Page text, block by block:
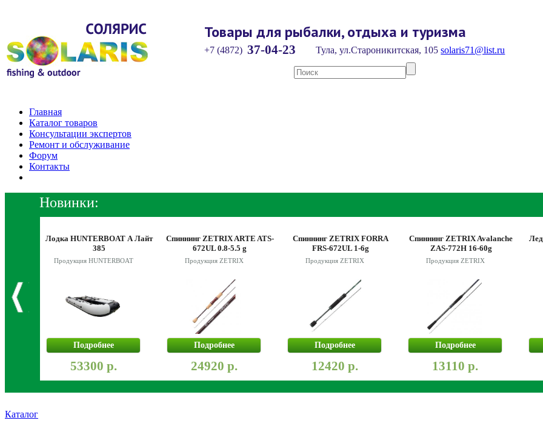
Товары для рыбалки, отдыха и туризма
+7 (4872) 37-04-23 Тула, ул.Староникитская, 105solaris71@list.ru
Главная
Каталог товаров
Консультации экспертов
Ремонт и обслуживание
Форум
Контакты
Новинки:
Лодка HUNTERBOAT А Лайт
385
Продукция HUNTERBOAT
Подробнее
53300 р.
Спиннинг ZETRIX ARTE ATS-
672UL 0.8-5.5 g
Продукция ZETRIX
Подробнее
24920 р.
Спиннинг ZETRIX FORRA
FRS-672UL 1-6g
Продукция ZETRIX
Подробнее
12420 р.
Спиннинг ZETRIX Avalanche
ZAS-772H 16-60g
Продукция ZETRIX
Подробнее
13110 р.
Каталог